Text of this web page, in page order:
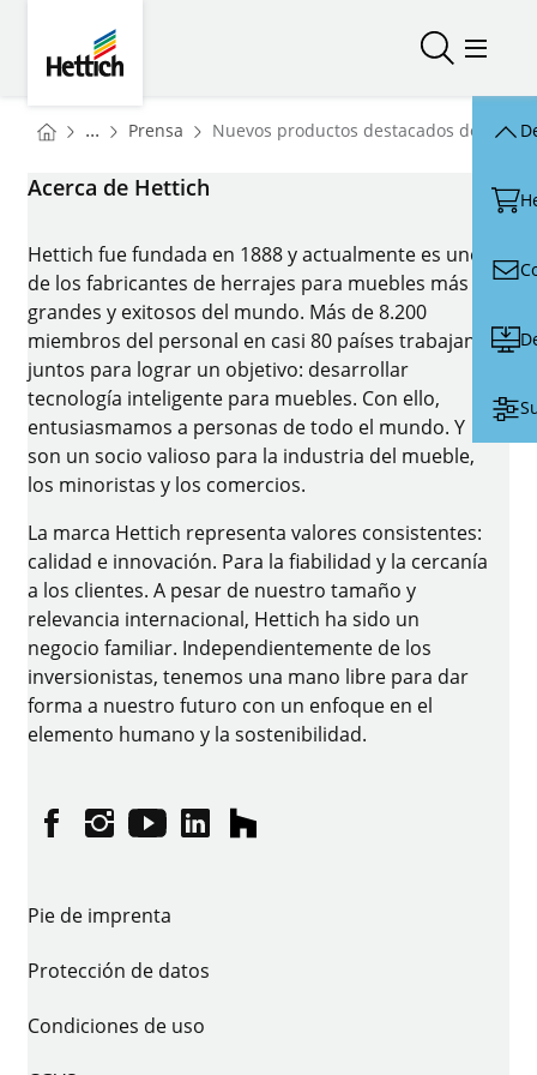
Abrir/Abrir/
You are here:
Homepage
... Prensa Homepage
Nuevos productos destacados de
Acerca de Hettich
Hettich fue fundada en 1888 y actualmente es uno
de los fabricantes de herrajes para muebles más
grandes y exitosos del mundo. Más de 8.200
miembros del personal en casi 80 países trabajan
juntos para lograr un objetivo: desarrollar
tecnología inteligente para muebles. Con ello,
entusiasmamos a personas de todo el mundo. Y
son un socio valioso para la industria del mueble,
los minoristas y los comercios.
La marca Hettich representa valores consistentes:
calidad e innovación. Para la fiabilidad y la cercanía
a los clientes. A pesar de nuestro tamaño y
relevancia internacional, Hettich ha sido un
negocio familiar. Independientemente de los
inversionistas, tenemos una mano libre para dar
forma a nuestro futuro con un enfoque en el
elemento humano y la sostenibilidad.
FacebookInstagram
YouTubelinkedinhouzz
Pie de imprenta
Protección de datos
Condiciones de uso